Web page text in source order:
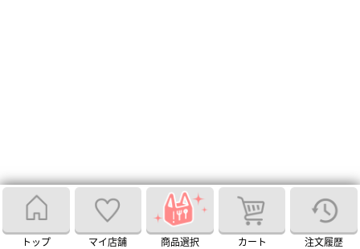
トップ マイ店舗 商品選択 カート 注文履歴